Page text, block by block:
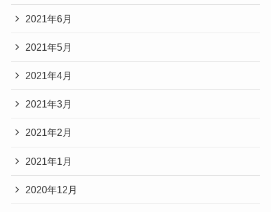
2021年6月
2021年5月
2021年4月
2021年3月
2021年2月
2021年1月
2020年12月